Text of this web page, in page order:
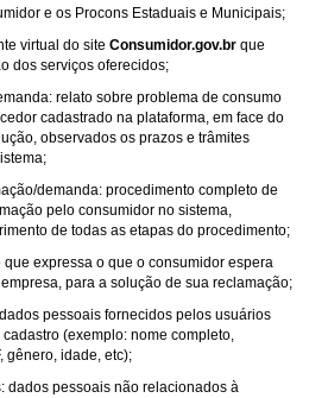
e os Procons Estaduais e Municipais;
virtual do site Consumidor.gov.br que
dos serviços oferecidos;
relato sobre problema de consumo
cadastrado na plataforma, em face do
observados os prazos e trâmites
demanda: procedimento completo de
pelo consumidor no sistema,
de todas as etapas do procedimento;
que expressa o que o consumidor espera
para a solução de sua reclamação;
pessoais fornecidos pelos usuários
(exemplo: nome completo,
gênero, idade, etc);
dados pessoais não relacionados à